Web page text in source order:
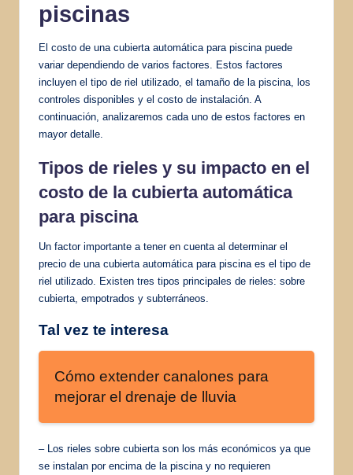
piscinas
El costo de una cubierta automática para piscina puede
variar dependiendo de varios factores. Estos factores
incluyen el tipo de riel utilizado, el tamaño de la piscina, los
controles disponibles y el costo de instalación. A
continuación, analizaremos cada uno de estos factores en
mayor detalle.
Tipos de rieles y su impacto en el
costo de la cubierta automática
para piscina
Un factor importante a tener en cuenta al determinar el
precio de una cubierta automática para piscina es el tipo de
riel utilizado. Existen tres tipos principales de rieles: sobre
cubierta, empotrados y subterráneos.
Tal vez te interesa
Cómo extender canalones para
mejorar el drenaje de lluvia
– Los rieles sobre cubierta son los más económicos ya que
se instalan por encima de la piscina y no requieren